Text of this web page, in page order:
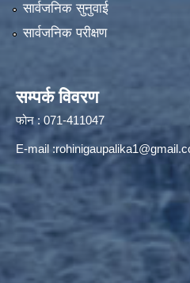
सार्वजनिक सुनुवाई
सार्वजनिक परीक्षण
सम्पर्क विवरण
फोन : 071-411047
E-mail :